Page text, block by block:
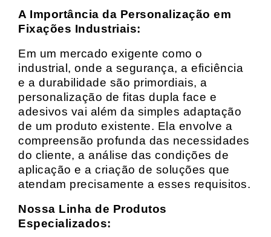
A Importância da Personalização em
Fixações Industriais:
Em um mercado exigente como o
industrial, onde a segurança, a eficiência
e a durabilidade são primordiais, a
personalização de fitas dupla face e
adesivos vai além da simples adaptação
de um produto existente. Ela envolve a
compreensão profunda das necessidades
do cliente, a análise das condições de
aplicação e a criação de soluções que
atendam precisamente a esses requisitos.
Nossa Linha de Produtos
Especializados: